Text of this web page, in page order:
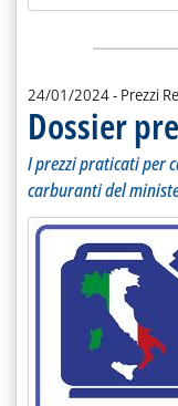
24/01/2024- Prezzi
Dossier
I prezzi praticati per
carburanti del
Lista